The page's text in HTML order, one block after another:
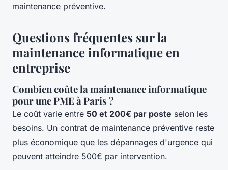
maintenance préventive.
Questions fréquentes sur la
maintenance informatique en
entreprise
Combien coûte la maintenance informatique
pour une PME à Paris ?
Le coût varie entre 50 et 200€ par poste selon les
besoins. Un contrat de maintenance préventive reste
plus économique que les dépannages d'urgence qui
peuvent atteindre 500€ par intervention.